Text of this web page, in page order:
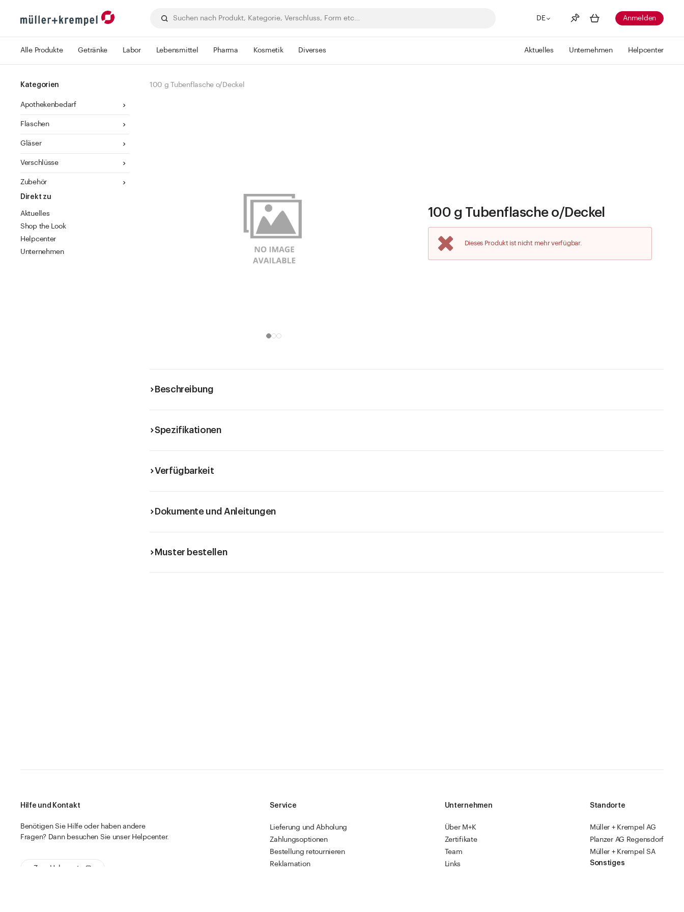
DE
Merkliste Mehr anzeigen
Zu den Merklisten
Anmelden
Alle Produkte Getränke Labor Lebensmittel Pharma Kosmetik Diverses Aktuelles Unternehmen Helpcenter
Kategorien
Apothekenbedarf
Flaschen
Gläser
Verschlüsse
Zubehör
Direkt zu
Aktuelles
Shop the Look
Helpcenter
Unternehmen
100 g Tubenflasche o/Deckel
100 g Tubenflasche o/Deckel
Dieses Produkt ist nicht mehr verfügbar.
Beschreibung
Spezifikationen
Verfügbarkeit
Dokumente und Anleitungen
Muster bestellen
Hilfe und Kontakt
Benötigen Sie Hilfe oder haben andere
Fragen? Dann besuchen Sie unser Helpcenter.
Zum Helpcenter
Service
Lieferung und Abholung
Zahlungsoptionen
Bestellung retournieren
Reklamation
Unternehmen
Über M+K
Zertifikate
Team
Links
Standorte
Müller + Krempel AG
Planzer AG Regensdorf
Müller + Krempel SA
Sonstiges